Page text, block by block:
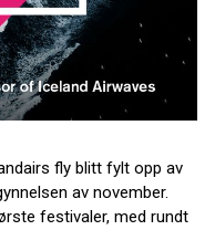
fly blitt fylt opp av
av november.
festivaler, med rundt